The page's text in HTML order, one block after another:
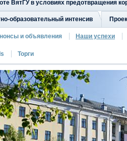
ВятГУ в условиях предотвращения
образовательный интенсив
и объявления Наши успехи
Торги